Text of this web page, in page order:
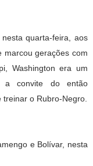
quarta-feira, aos
marcou gerações com
Washington era um
a convite do então
o Rubro-Negro.
e Bolívar, nesta